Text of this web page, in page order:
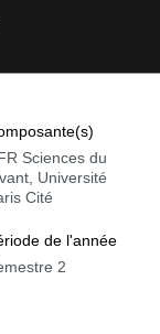
Sciences du
Université
Cité
de l'année
2